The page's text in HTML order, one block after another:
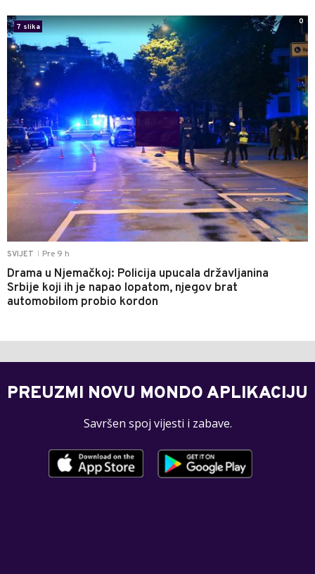
SVIJET Pre 9 h
Drama u Njemačkoj: Policija upucala državljanina
Srbije koji ih je napao lopatom, njegov brat
automobilom probio kordon
7 slika
0
PREUZMI NOVU MONDO APLIKACIJU
Savršen spoj vijesti i zabave.